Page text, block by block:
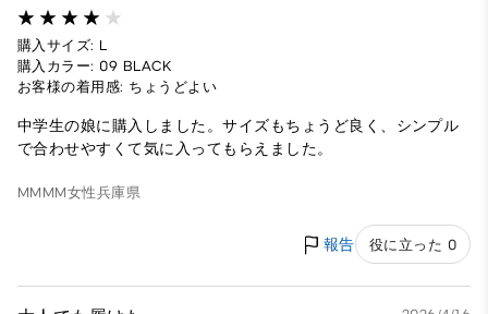
購入サイズ: L
購入カラー: 09 BLACK
お客様の着用感: ちょうどよい
中学生の娘に購入しました。サイズもちょうど良く、シンプル
で合わせやすくて気に入ってもらえました。
MMMM女性兵庫県
報告 役に立った 0